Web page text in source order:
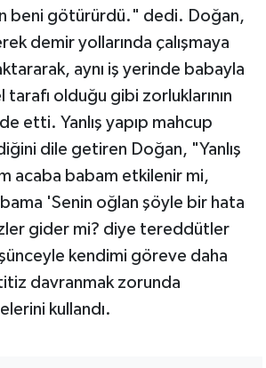
beni götürürdü." dedi. Doğan,
demir yollarında çalışmaya
aynı iş yerinde babayla
tarafı olduğu gibi zorluklarının
etti. Yanlış yapıp mahcup
dile getiren Doğan, "Yanlış
acaba babam etkilenir mi,
'Senin oğlan şöyle bir hata
gider mi? diye tereddütler
kendimi göreve daha
davranmak zorunda
kullandı.